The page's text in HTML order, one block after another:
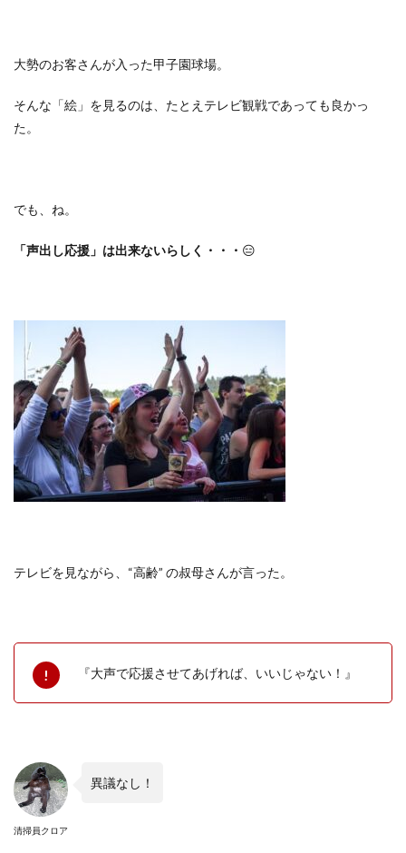
大勢のお客さんが入った甲子園球場。
そんな「絵」を見るのは、たとえテレビ観戦であっても良かっ
た。
でも、ね。
「声出し応援」は出来ないらしく・・・ 😑
テレビを見ながら、 “高齢” の叔母さんが言った。
『大声で応援させてあげれば、いいじゃない！』
清掃員クロア
異議なし！